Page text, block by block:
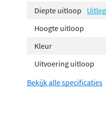
Diepte uitloop Uitleg
Hoogte uitloop
Kleur
Uitvoering uitloop
Bekijk alle specificaties